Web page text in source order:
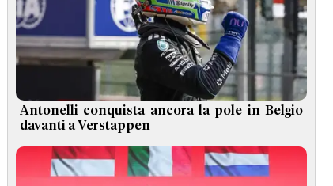
Antonelli conquista ancora la pole in Belgio
davanti a Verstappen